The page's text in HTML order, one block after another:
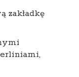
zakładkę